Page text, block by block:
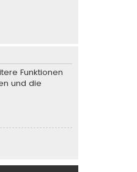
Funktionen
und die